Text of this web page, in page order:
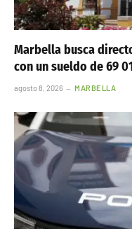
Marbella busca
con un sueldo de 69
agosto 8, 2026 MARBELLA